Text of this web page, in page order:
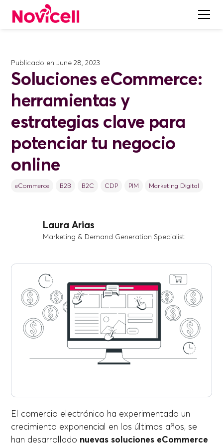
Publicado en June 28, 2023
Soluciones eCommerce:
herramientas y
estrategias clave para
potenciar tu negocio
online
eCommerce B2B B2C CDP PIM Marketing Digital
Laura Arias
Marketing & Demand Generation Specialist
El comercio electrónico ha experimentado un
crecimiento exponencial en los últimos años, se
han desarrollado nuevas soluciones eCommerce